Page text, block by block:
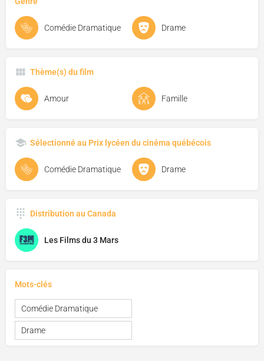
Comédie Dramatique Drame
Thème(s) du film
Amour Famille
Sélectionné au Prix lycéen du cinéma québécois
Comédie Dramatique Drame
Distribution au Canada
Les Films du 3 Mars
Mots-clés
Comédie Dramatique
Drame